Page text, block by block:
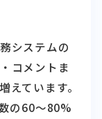
システムの
コメントま
えています。
の60〜80%